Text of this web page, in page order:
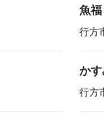
魚福
行方
か
行方